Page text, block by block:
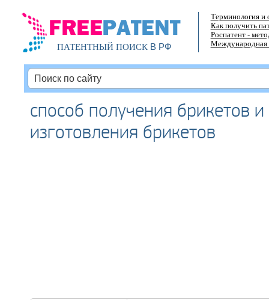
ПАТЕНТНЫЙ ПОИСКВ РФ
Терминология и
Как получить
Роспатент -
Международная
способ получения брикетов
изготовления брикетов